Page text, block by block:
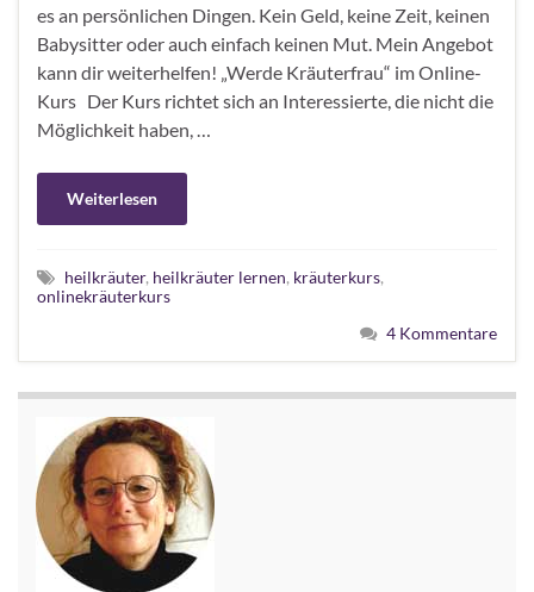
es an persönlichen Dingen. Kein Geld, keine Zeit, keinen
Babysitter oder auch einfach keinen Mut. Mein Angebot
kann dir weiterhelfen! „Werde Kräuterfrau“ im Online-
Kurs Der Kurs richtet sich an Interessierte, die nicht die
Möglichkeit haben, …
Weiterlesen
heilkräuter, heilkräuter lernen, kräuterkurs,
onlinekräuterkurs
4 Kommentare